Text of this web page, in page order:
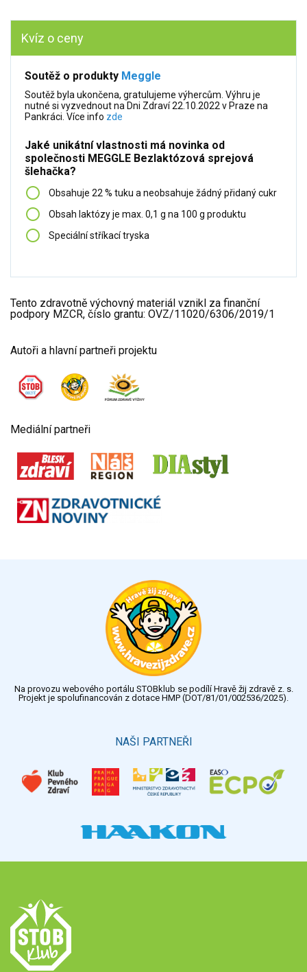
Kvíz o ceny
Soutěž o produkty Meggle
Soutěž byla ukončena, gratulujeme výhercům. Výhru je
nutné si vyzvednout na Dni Zdraví 22.10.2022 v Praze na
Pankráci. Více info zde
Jaké unikátní vlastnosti má novinka od
společnosti MEGGLE Bezlaktózová sprejová
šlehačka?
Obsahuje 22 % tuku a neobsahuje žádný přidaný cukr
Obsah laktózy je max. 0,1 g na 100 g produktu
Speciální stříkací tryska
Tento zdravotně výchovný materiál vznikl za finanční
podpory MZCR, číslo grantu: OVZ/11020/6306/2019/1
Autoři a hlavní partneři projektu
Mediální partneři
Na provozu webového portálu STOBklub se podílí Hravě žij zdravě z. s.
Projekt je spolufinancován z dotace HMP (DOT/81/01/002536/2025).
NAŠI PARTNEŘI